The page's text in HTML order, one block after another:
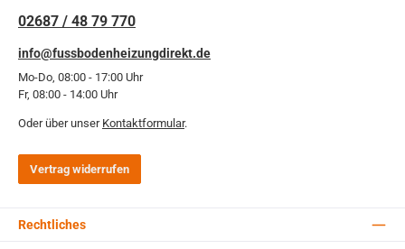
02687 / 48 79 770
info@fussbodenheizungdirekt.de
Mo-Do, 08:00 - 17:00 Uhr
Fr, 08:00 - 14:00 Uhr
Oder über unser Kontaktformular.
Vertrag widerrufen
Rechtliches